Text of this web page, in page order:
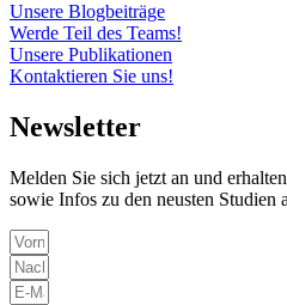
Unsere Blogbeiträge
Werde Teil des Teams!
Unsere Publikationen
Kontaktieren Sie uns!
Newsletter
Melden Sie sich jetzt an und
sowie Infos zu den neusten Studien